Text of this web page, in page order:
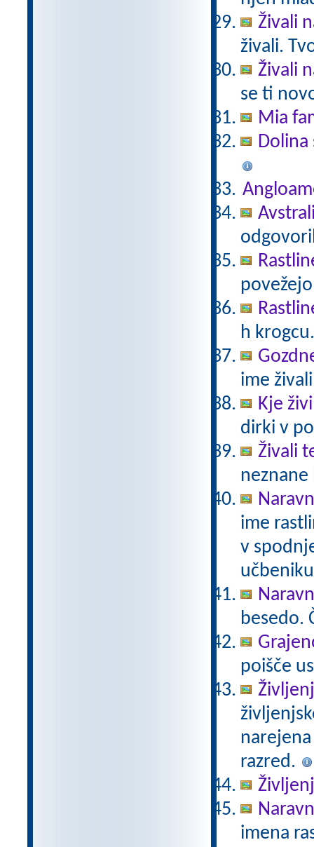
Živali
živali.
Živali
se ti
Mia
h krogcu.
ime
Kje
dirki v
Živali
neznane
ime
v
besedo.
poišče
razred.
imena